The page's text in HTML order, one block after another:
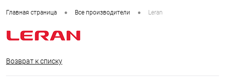
Главная страница • Все производители • Leran
Возврат к списку